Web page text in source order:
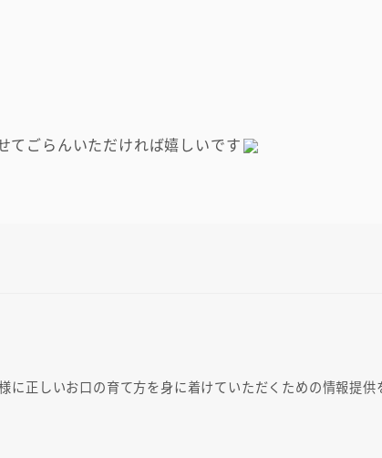
てごらんいただければ嬉しいです
に正しいお口の育て方を身に着けていただくための情報提供